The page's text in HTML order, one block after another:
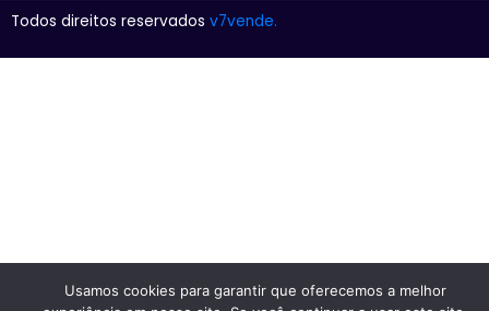
Todos direitos reservados v7vende.
Usamos cookies para garantir que oferecemos a melhor